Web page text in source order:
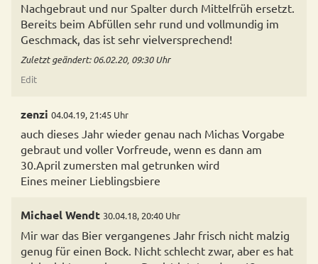
Nachgebraut und nur Spalter durch Mittelfrüh ersetzt.
Bereits beim Abfüllen sehr rund und vollmundig im
Geschmack, das ist sehr vielversprechend!
Zuletzt geändert: 06.02.20, 09:30 Uhr
Edit
zenzi 04.04.19, 21:45 Uhr
auch dieses Jahr wieder genau nach Michas Vorgabe
gebraut und voller Vorfreude, wenn es dann am
30.April zumersten mal getrunken wird
Eines meiner Lieblingsbiere
Michael Wendt 30.04.18, 20:40 Uhr
Mir war das Bier vergangenes Jahr frisch nicht malzig
genug für einen Bock. Nicht schlecht zwar, aber es hat